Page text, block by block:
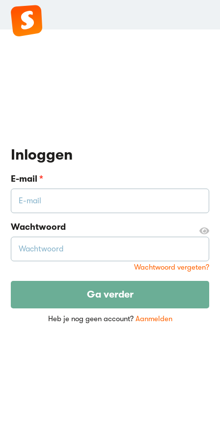
Inloggen
E-mail*
Wachtwoord
Wachtwoord vergeten?
Ga verder
Heb je nog geen account? Aanmelden